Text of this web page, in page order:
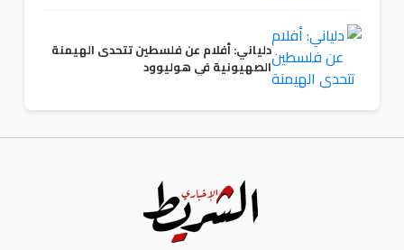
دلياني: أفلام عن فلسطين تتحدى الهيمنة
الصهيونية في هوليوود